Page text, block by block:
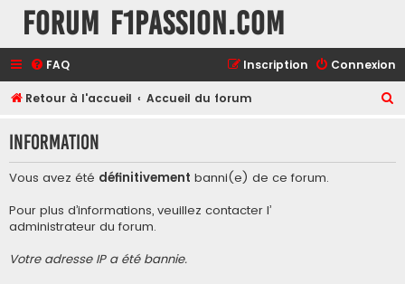
Forum F1Passion.com
FAQ Connexion
Inscription
Retour à l'accueil Accueil du forum
h
Information
Vous avez été définitivement banni(e) de ce forum.
Pour plus d’informations, veuillez contacter l’
administrateur du forum.
Votre adresse IP a été bannie.